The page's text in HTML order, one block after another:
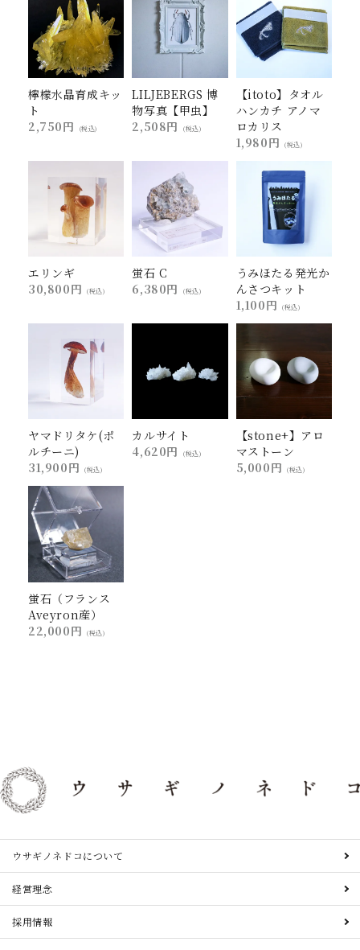
檸檬水晶育成キッ
ト
2,750円
(税込)
LILJEBERGS 博
物写真【甲虫】
2,508円
(税込)
【itoto】タオル
ハンカチ アノマ
ロカリス
1,980円
(税込)
エリンギ
30,800円
(税込)
蛍石 C
6,380円
(税込)
うみほたる発光か
んさつキット
1,100円
(税込)
ヤマドリタケ(ポ
ルチーニ)
31,900円
(税込)
カルサイト
4,620円
(税込)
【stone+】アロ
マストーン
5,000円
(税込)
蛍石（フランス
Aveyron産）
22,000円
(税込)
ウサギノネドコについて
経営理念
採用情報